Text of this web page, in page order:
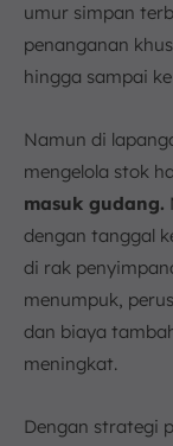
6. Tips
a.
b.
c. Lapisi
d. Beri
e.
Terlalu
Kesimpulan
FAQ:
umur simpan
penanganan
hingga sampai
Namun di
mengelola stok
masuk gudang.
dengan tanggal
di rak
menumpuk,
dan biaya
meningkat.
Dengan strategi